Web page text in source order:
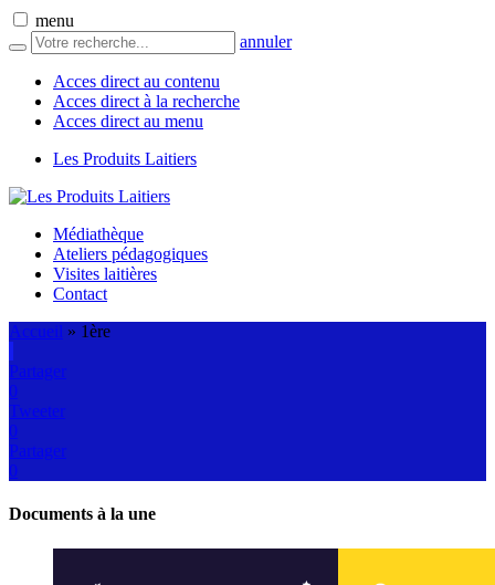
menu
annuler
Acces direct au contenu
Acces direct à la recherche
Acces direct au menu
Les Produits Laitiers
Médiathèque
Ateliers pédagogiques
Visites laitières
Contact
Accueil » 1ère
Partager
0
Tweeter
0
Partager
0
Documents à la une